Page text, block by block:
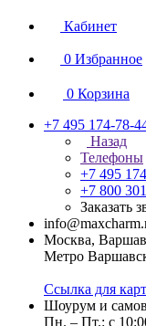
Кабинет
0 Избранное
0 Корзина
+7 495 174-78-
Назад
Телефоны
+7 495
+7 800
Заказать
Москва,
Метро
Ссылка для
Шоурум и
Пн. – Пт.: с